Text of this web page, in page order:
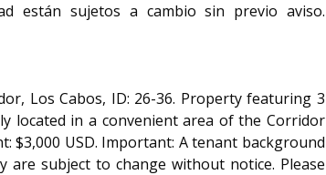
están sujetos a cambio sin previo aviso.
Los Cabos, ID: 26-36. Property featuring 3
located in a convenient area of the Corridor
$3,000 USD. Important: A tenant background
are subject to change without notice. Please